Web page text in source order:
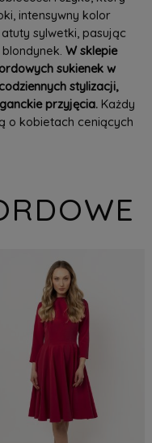
intensywny kolor
sylwetki, pasując
W sklepie
sukienek w
stylizacji,
przyjęcia.Każdy
o kobietach ceniących